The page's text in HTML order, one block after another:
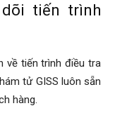
tiến trình
về tiến trình điều tra
tử GISS luôn sẵn
hàng.